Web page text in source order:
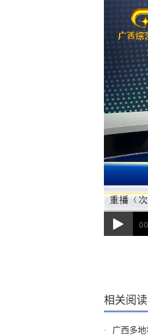
相关阅读
· 广西多